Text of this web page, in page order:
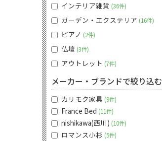
インテリア雑貨 36件
ガーデン・エクステリア 16件
ピアノ 2件
仏壇 3件
アウトレット 7件
メーカー・ブランドで絞り込む
カリモク家具 9件
France Bed 11件
nishikawa(西川) 10件
ロマンス小杉 5件